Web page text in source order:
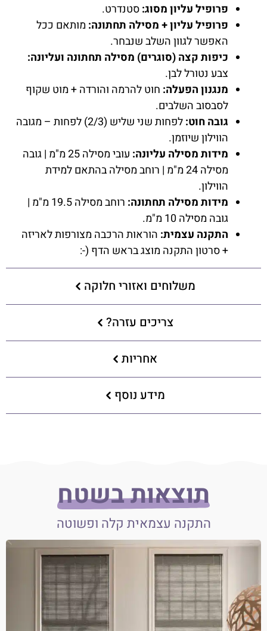
פרופיל עליון מסוג:סטנדרט.
פרופיל עליון + מסילה תחתונה: מותאם ככל
האפשר לגוון השלב שנבחר.
כיפות קצה (סוגרים) מסילה תחתונה ועליונה:
צבע נטורל לבן.
מנגנון הפעלה: חוט להרמה והורדה + מוט שקוף
לסבסוב השלבים.
גובה חוט:
לפחות שני שליש (2/3) לפחות – מגובה
הווילון שיוזמן.
מידות מסילה עליונה:
עובי מסילה 25 מ"מ | גובה
מסילה 24 מ"מ | רוחב מסילה בהתאם למידת
הווילון.
מידות מסילה תחתונה:
רוחב מסילה 19.5 מ"מ |
גובה מסילה 10 מ"מ.
התקנה עצמית: הוראות הרכבה מצורפות לאריזה
+ סרטון התקנה מוצג בראש הדף (-:
משלוחים ואזורי חלוקה
צריכים עזרה?
אחריות
מידע נוסף
תוצאות בשטח
התקנה עצמאית קלה ופשוטה